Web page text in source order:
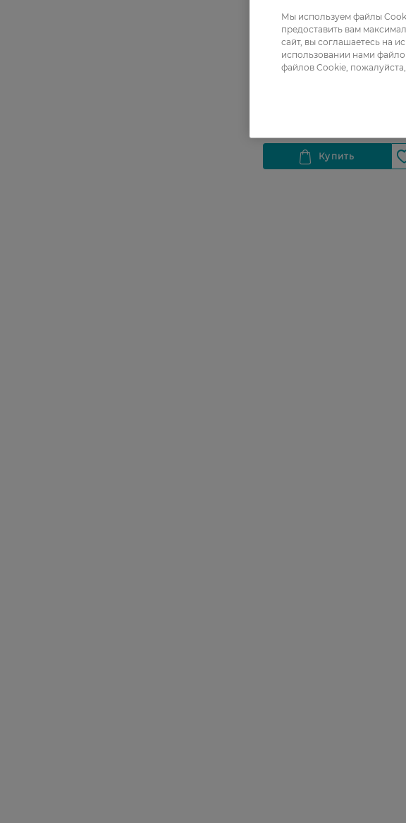
Крем для кожи склонной к
аллергии Rilastil Difesa
Очищающий крем для
Мы используем файлы
предоставить вам
сайт, вы соглашаетесь на
использовании нами
файлов Cookie,